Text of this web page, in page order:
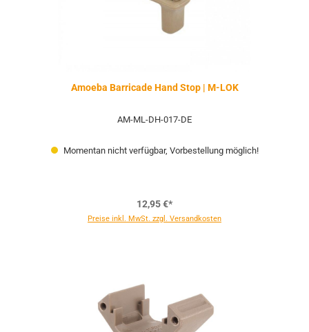
Amoeba Barricade Hand Stop | M-LOK
AM-ML-DH-017-DE
Momentan nicht verfügbar, Vorbestellung möglich!
12,95 €*
Preise inkl. MwSt. zzgl. Versandkosten